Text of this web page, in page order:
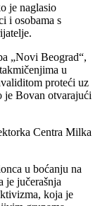
je naglasio
i osobama s
„Novi Beograd“,
u
proteći uz
je Bovan otvarajući
Centra Milka
u boćanju na
je jučerašnja
koja je